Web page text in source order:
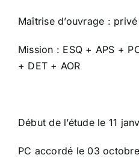
Maîtrise d’ouvrage : privé
Mission : ESQ + APS +
+ DET + AOR
Début de l’étude le 11
PC accordé le 03